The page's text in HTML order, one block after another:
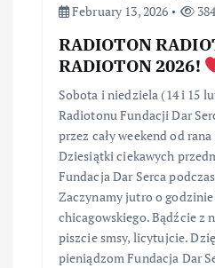
February 13, 2026
RADIOTON
RADIOTON 2026!
Sobota i niedziela (14 i 15
Radiotonu Fundacji Dar
przez cały weekend od
Dziesiątki ciekawych
Fundacja Dar Serca
Zaczynamy jutro o godzinie
chicagowskiego. Bądźcie z
piszcie smsy, licytujcie.
pieniądzom Fundacja Dar